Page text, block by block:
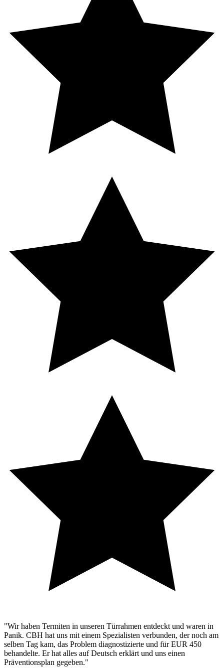
"Wir haben Termiten in unseren Türrahmen entdeckt und waren in
Panik. CBH hat uns mit einem Spezialisten verbunden, der noch am
selben Tag kam, das Problem diagnostizierte und für EUR 450
behandelte. Er hat alles auf Deutsch erklärt und uns einen
Präventionsplan gegeben."